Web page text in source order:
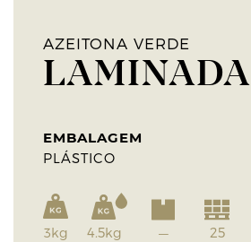
AZEITONA VERDE
LAMINADA
EMBALAGEM
PLÁSTICO
3kg 4.5kg — 25